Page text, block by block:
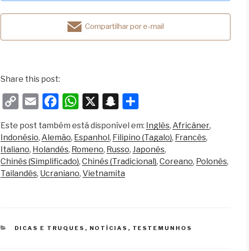
Compartilhar por e-mail
Share this post:
C
p
y
Li
n
E
ail
F
a
c
e
b
o
W
h
at
s
A
p
X
S
a
p
c
h
ar
e
Este post também está disponível em: Inglês Africâner
Indonésio Alemão Espanhol Filipino (Tagalo) Francês
Italiano Holandês Romeno Russo Japonês
Chinês (Simplificado) Chinês (Tradicional) Coreano Polonês
Tailandês Ucraniano Vietnamita
CATEGORIAS
DICAS E TRUQUES , NOTÍCIAS , TESTEMUNHOS